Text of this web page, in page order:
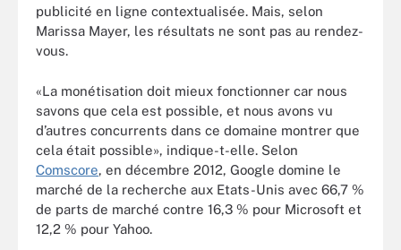
publicité en ligne contextualisée. Mais, selon
Marissa Mayer, les résultats ne sont pas au rendez-
vous.
«La monétisation doit mieux fonctionner car nous
savons que cela est possible, et nous avons vu
d’autres concurrents dans ce domaine montrer que
cela était possible», indique-t-elle. Selon
Comscore, en décembre 2012, Google domine le
marché de la recherche aux Etats-Unis avec 66,7 %
de parts de marché contre 16,3 % pour Microsoft et
12,2 % pour Yahoo.